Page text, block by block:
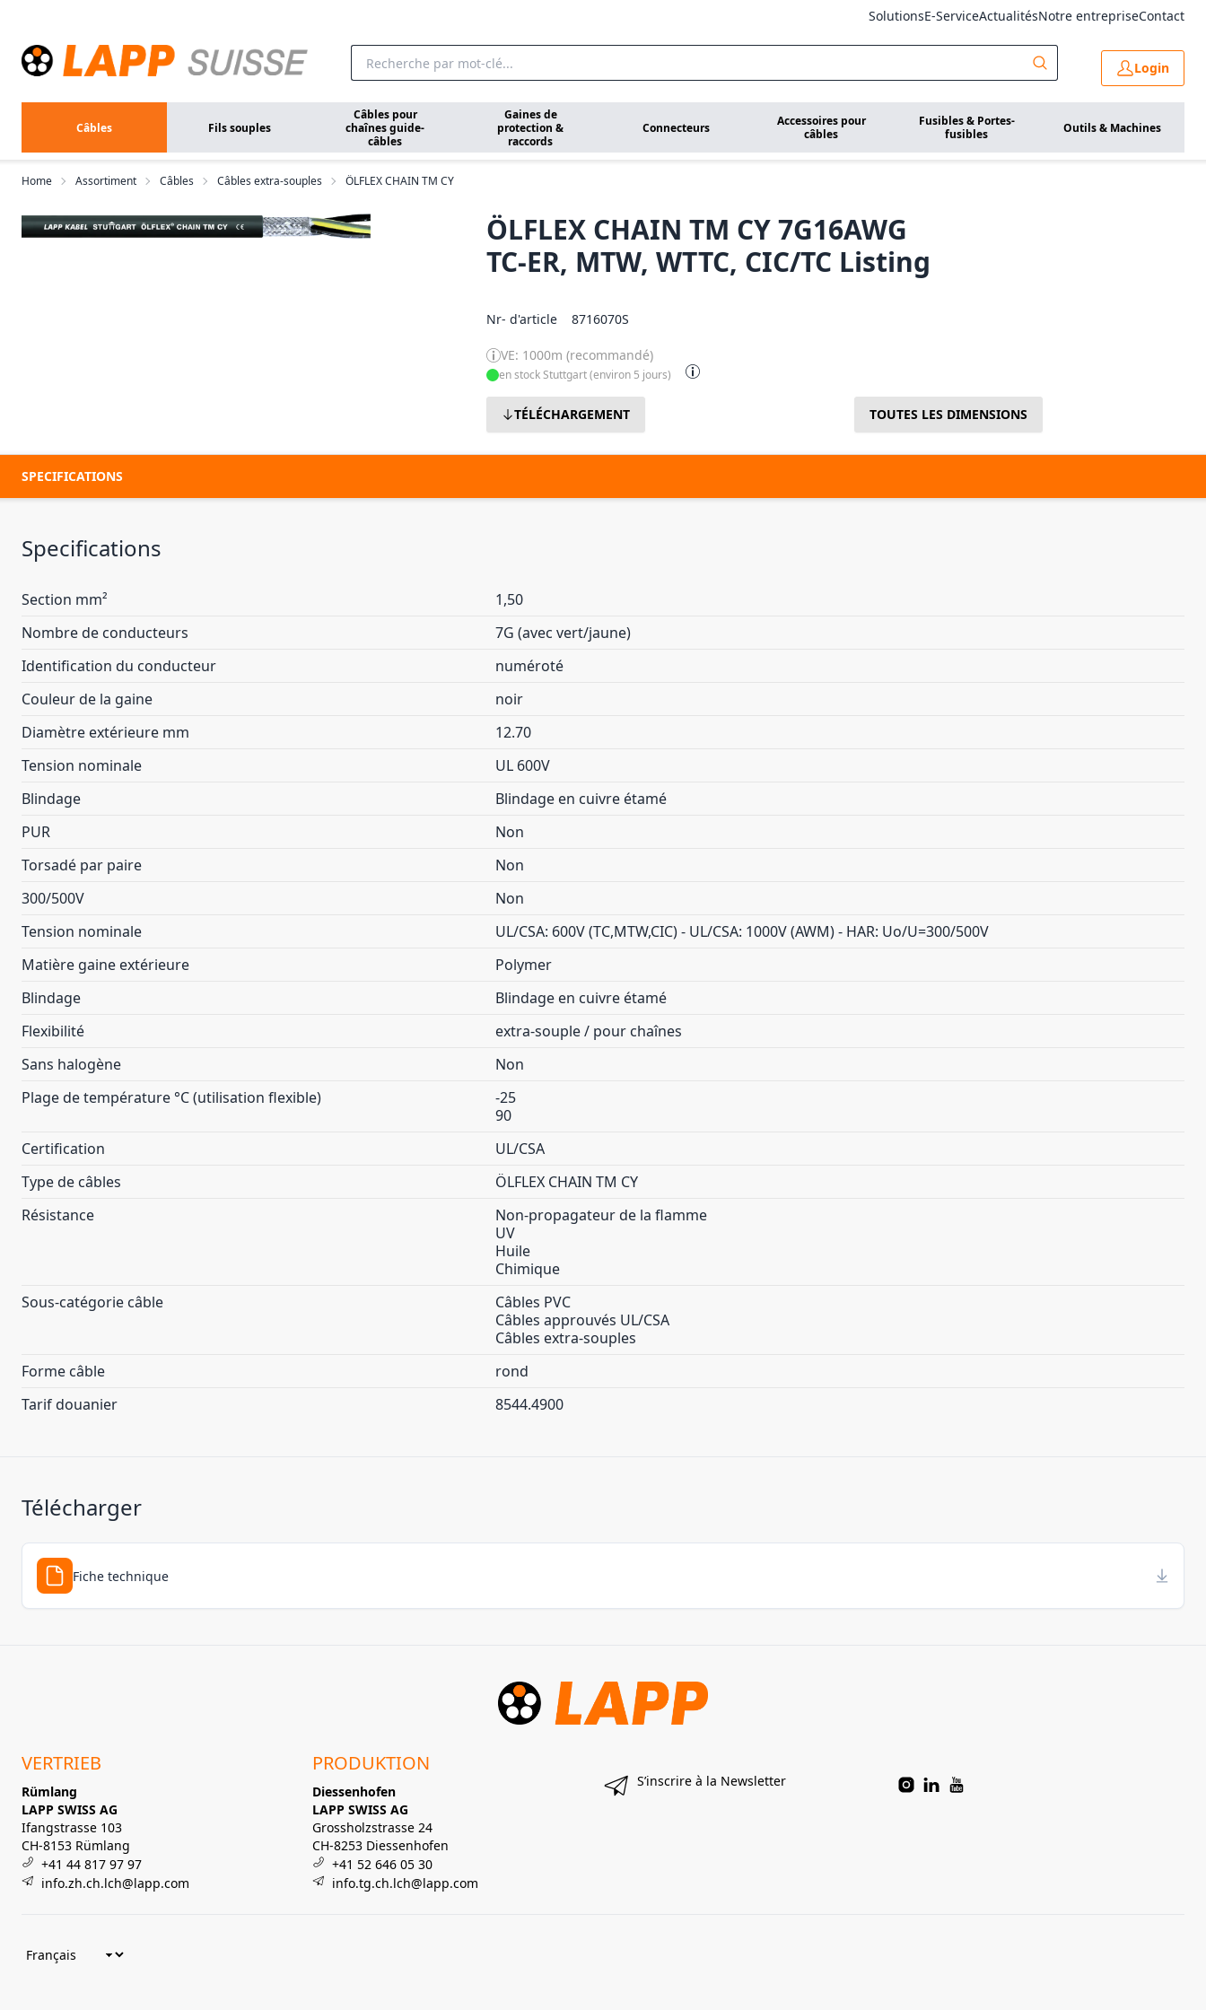
SolutionsE-ServiceActualitésNotre entrepriseContact
Login
Câbles Fils souples
Câbles pour
chaînes guide-
câbles
Gaines de
protection &
raccords
Connecteurs
Accessoires pour
câbles
Fusibles & Portes-
fusibles
Outils & Machines
Home Assortiment Câbles Câbles extra-souples ÖLFLEX CHAIN TM CY
ÖLFLEX CHAIN TM CY 7G16AWG
TC-ER, MTW, WTTC, CIC/TC Listing
Nr- d'article 8716070S
VE: 1000m (recommandé)
en stock Stuttgart (environ 5 jours)
TÉLÉCHARGEMENT TOUTES LES DIMENSIONS
SPECIFICATIONS
Specifications
Section mm²
1,50
Nombre de conducteurs
7G (avec vert/jaune)
Identification du conducteur
numéroté
Couleur de la gaine
noir
Diamètre extérieure mm
12.70
Tension nominale
UL 600V
Blindage
Blindage en cuivre étamé
PUR
Non
Torsadé par paire
Non
300/500V
Non
Tension nominale
UL/CSA: 600V (TC,MTW,CIC) - UL/CSA: 1000V (AWM) - HAR: Uo/U=300/500V
Matière gaine extérieure
Polymer
Blindage
Blindage en cuivre étamé
Flexibilité
extra-souple / pour chaînes
Sans halogène
Non
Plage de température °C (utilisation flexible)
-25
90
Certification
UL/CSA
Type de câbles
ÖLFLEX CHAIN TM CY
Résistance
Non-propagateur de la flamme
UV
Huile
Chimique
Sous-catégorie câble
Câbles PVC
Câbles approuvés UL/CSA
Câbles extra-souples
Forme câble
rond
Tarif douanier
8544.4900
Télécharger
Fiche technique
VERTRIEB
Rümlang
LAPP SWISS AG
Ifangstrasse 103
CH-8153 Rümlang
+41 44 817 97 97
info.zh.ch.lch@lapp.com
PRODUKTION
Diessenhofen
LAPP SWISS AG
Grossholzstrasse 24
CH-8253 Diessenhofen
+41 52 646 05 30
info.tg.ch.lch@lapp.com
S’inscrire à la Newsletter